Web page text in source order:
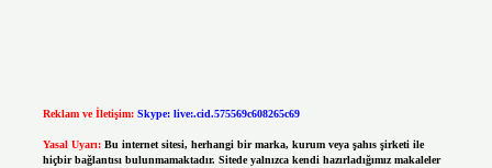
Reklam ve İletişim: Skype: live:.cid.575569c608265c69
Yasal Uyarı: Bu internet sitesi, herhangi bir marka, kurum veya şahıs şirketi ile
hiçbir bağlantısı bulunmamaktadır. Sitede yalnızca kendi hazırladığımız makaleler